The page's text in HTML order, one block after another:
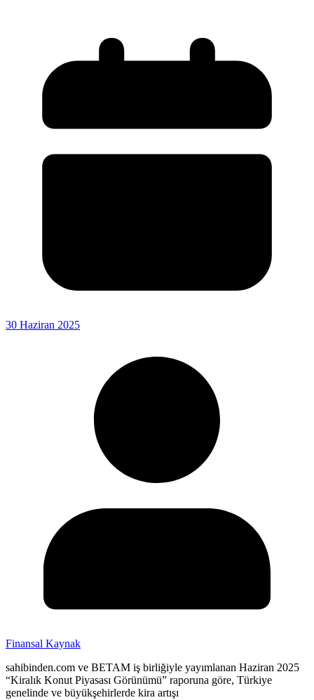
30 Haziran 2025
Finansal Kaynak
sahibinden.com ve BETAM iş birliğiyle yayımlanan Haziran 2025
“Kiralık Konut Piyasası Görünümü” raporuna göre, Türkiye
genelinde ve büyükşehirlerde kira artışı